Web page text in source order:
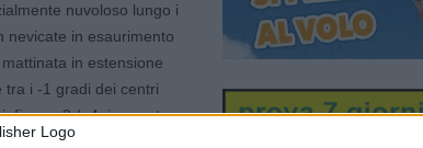
nuvoloso lungo i
nevicate in esaurimento
in estensione
tra i -1 gradi dei centri
fino a -3 / -4, in aperta
inferiori sulla